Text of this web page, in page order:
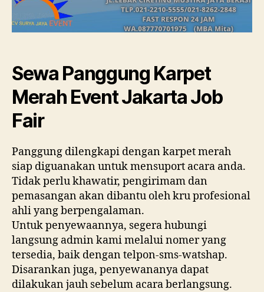
Sewa Panggung Karpet
Merah Event Jakarta Job
Fair
Panggung dilengkapi dengan karpet merah
siap diguanakan untuk mensuport acara anda.
Tidak perlu khawatir, pengirimam dan
pemasangan akan dibantu oleh kru profesional
ahli yang berpengalaman.
Untuk penyewaannya, segera hubungi
langsung admin kami melalui nomer yang
tersedia, baik dengan telpon-sms-watshap.
Disarankan juga, penyewananya dapat
dilakukan jauh sebelum acara berlangsung.